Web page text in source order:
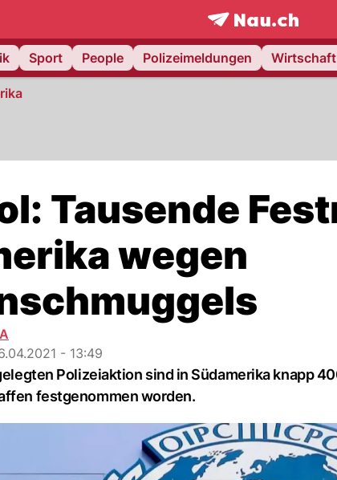
frontpage.NAU.ch
Sport People Polizeimeldungen Wirtschaft
Tausende
wegen
- 13:49
Polizeiaktion sind in Südamerika knapp
festgenommen worden.